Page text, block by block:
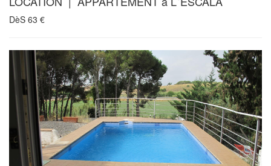
DèS 63 €